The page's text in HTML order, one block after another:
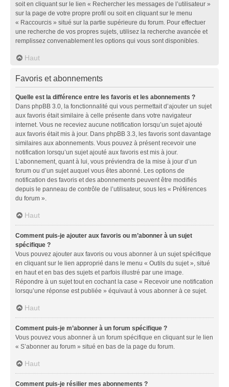
soit en cliquant sur le lien « Rechercher les messages de l’utilisateur »
sur la page de votre propre profil ou soit en cliquant sur le menu
« Raccourcis » situé sur la partie supérieure du forum. Pour effectuer
une recherche de vos propres sujets, utilisez la recherche avancée et
remplissez convenablement les options qui vous sont disponibles.
Haut
Favoris et abonnements
Quelle est la différence entre les favoris et les abonnements ?
Dans phpBB 3.0, la fonctionnalité qui vous permettait d’ajouter un sujet
aux favoris était similaire à celle présente dans votre navigateur
internet. Vous ne receviez aucune notification lorsqu’un sujet ajouté
aux favoris était mis à jour. Dans phpBB 3.3, les favoris sont davantage
similaires aux abonnements. Vous pouvez à présent recevoir une
notification lorsqu’un sujet ajouté aux favoris est mis à jour.
L’abonnement, quant à lui, vous préviendra de la mise à jour d’un
forum ou d’un sujet auquel vous êtes abonné. Les options de
notification des favoris et des abonnements peuvent être modifiés
depuis le panneau de contrôle de l’utilisateur, sous les « Préférences
du forum ».
Haut
Comment puis-je ajouter aux favoris ou m’abonner à un sujet
spécifique ?
Vous pouvez ajouter aux favoris ou vous abonner à un sujet spécifique
en cliquant sur le lien approprié dans le menu « Outils du sujet », situé
en haut et en bas des sujets et parfois illustré par une image.
Répondre à un sujet tout en cochant la case « Recevoir une notification
lorsqu’une réponse est publiée » équivaut à vous abonner à ce sujet.
Haut
Comment puis-je m’abonner à un forum spécifique ?
Vous pouvez vous abonner à un forum spécifique en cliquant sur le lien
« S’abonner au forum » situé en bas de la page du forum.
Haut
Comment puis-je résilier mes abonnements ?